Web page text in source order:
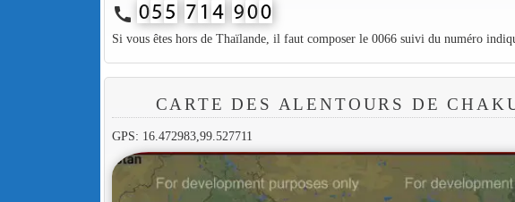
call
Si vous êtes hors de Thaïlande, il faut composer le 0066 suivi du numéro
CARTE DES ALENTOURS DE
GPS: 16.472983,99.527711